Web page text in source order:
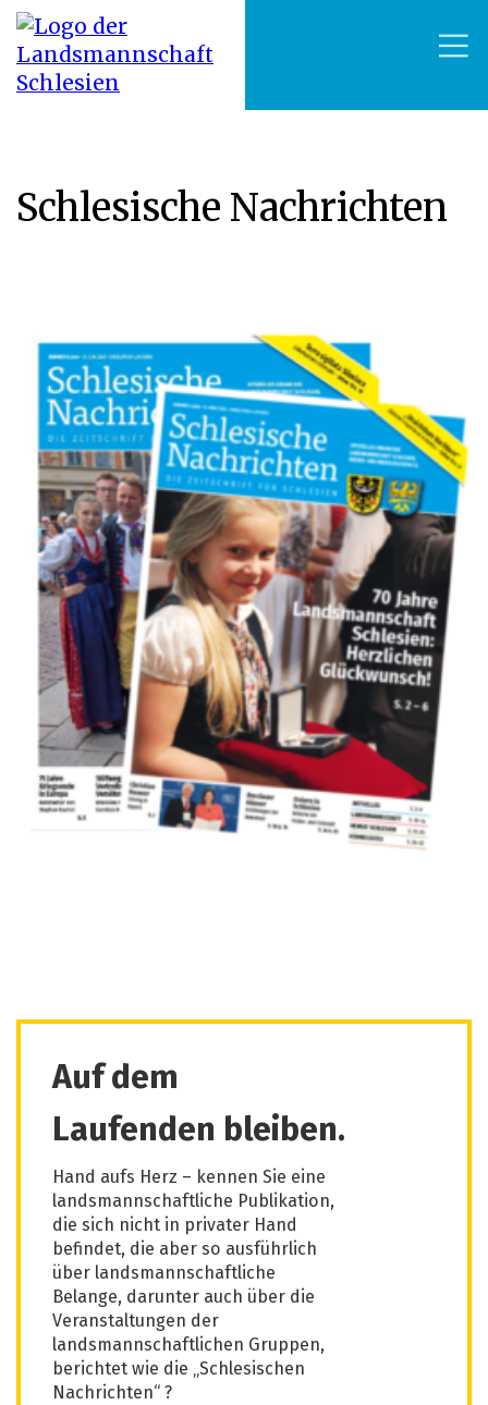
Schlesische Nachrichten
Auf dem
Laufenden bleiben.
Hand aufs Herz – kennen Sie eine
landsmannschaftliche Publikation,
die sich nicht in privater Hand
befindet, die aber so ausführlich
über landsmannschaftliche
Belange, darunter auch über die
Veranstaltungen der
landsmannschaftlichen Gruppen,
berichtet wie die „Schlesischen
Nachrichten“ ?